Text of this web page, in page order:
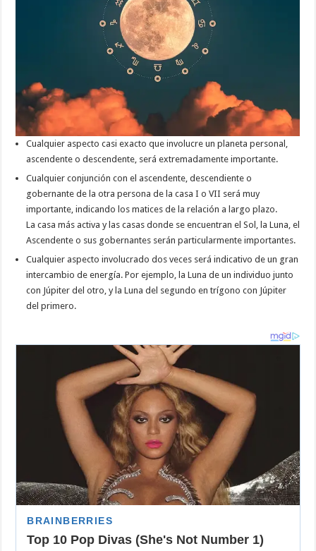
Cualquier aspecto casi exacto que involucre un planeta personal,
ascendente o descendente, será extremadamente importante.
Cualquier conjunción con el ascendente, descendiente o
gobernante de la otra persona de la casa I o VII será muy
importante, indicando los matices de la relación a largo plazo.
La casa más activa y las casas donde se encuentran el Sol, la Luna, el
Ascendente o sus gobernantes serán particularmente importantes.
Cualquier aspecto involucrado dos veces será indicativo de un gran
intercambio de energía. Por ejemplo, la Luna de un individuo junto
con Júpiter del otro, y la Luna del segundo en trígono con Júpiter
del primero.